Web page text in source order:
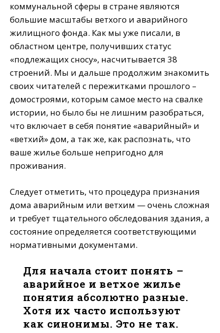
коммунальной сферы в стране являются
большие масштабы ветхого и аварийного
жилищного фонда. Как мы уже писали, в
областном центре, получивших статус
«подлежащих сносу», насчитывается 38
строений. Мы и дальше продолжим знакомить
своих читателей с пережитками прошлого –
домостроями, которым самое место на свалке
истории, но было бы не лишним разобраться,
что включает в себя понятие «аварийный» и
«ветхий» дом, а так же, как распознать, что
ваше жилье больше непригодно для
проживания.
Следует отметить, что процедура признания
дома аварийным или ветхим — очень сложная
и требует тщательного обследования здания, а
состояние определяется соответствующими
нормативными документами.
Для начала стоит понять –
аварийное и ветхое жилье
понятия абсолютно разные.
Хотя их часто используют
как синонимы. Это не так.